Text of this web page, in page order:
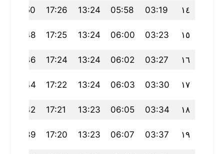
١٤ 03:19
05:58
13:24
17:26
20:50
١٥ 03:23
06:00
13:24
17:25
20:48
١٦ 03:27
06:02
13:24
17:24
20:46
١٧ 03:30
06:03
13:24
17:22
20:44
١٨ 03:34
06:05
13:23
17:21
20:42
١٩ 03:37
06:07
13:23
17:20
20:39